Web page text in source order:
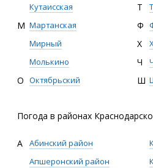
Кутаисская
М Мартанская
Мирный
Молькино
О Октябрьский
Т
Ф
Х
Ч
Ш
Погода в районах
А
Абинский район
Апшеронский район